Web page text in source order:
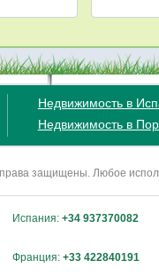
Недвижимость в
Недвижимость в
защищены. Любое
Испания: +34 937370082
Франция: +33 422840191